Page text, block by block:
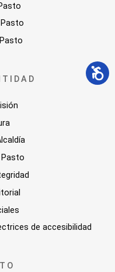
de accesibilidad